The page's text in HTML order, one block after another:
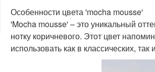
Особенности цвета 'mocha mousse'
'Mocha mousse' – это уникальный
нотку коричневого. Этот цвет
использовать как в классических,